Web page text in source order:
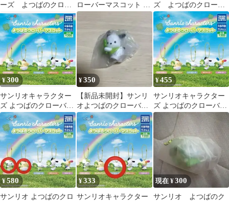
ーズ よつばのクロー
バーマスコット セッ
ト
ローバーマスコット ポ
ムポムプリン
ズ よつばのクローバ
ーマスコット ポチャ
ッコ
¥300
サンリオキャラクター
ズ よつばのクローバー
マスコット シナモロー
ル
¥350
【新品未開封】サンリ
オよつばのクローバー
マスコット ポチャッコ
¥455
サンリオキャラクター
ズ よつばのクローバー
マスコット シナモロー
¥580
サンリオ よつばのクロ
¥333
サンリオキャラクター
現在 ¥300
サンリオ よつばのク